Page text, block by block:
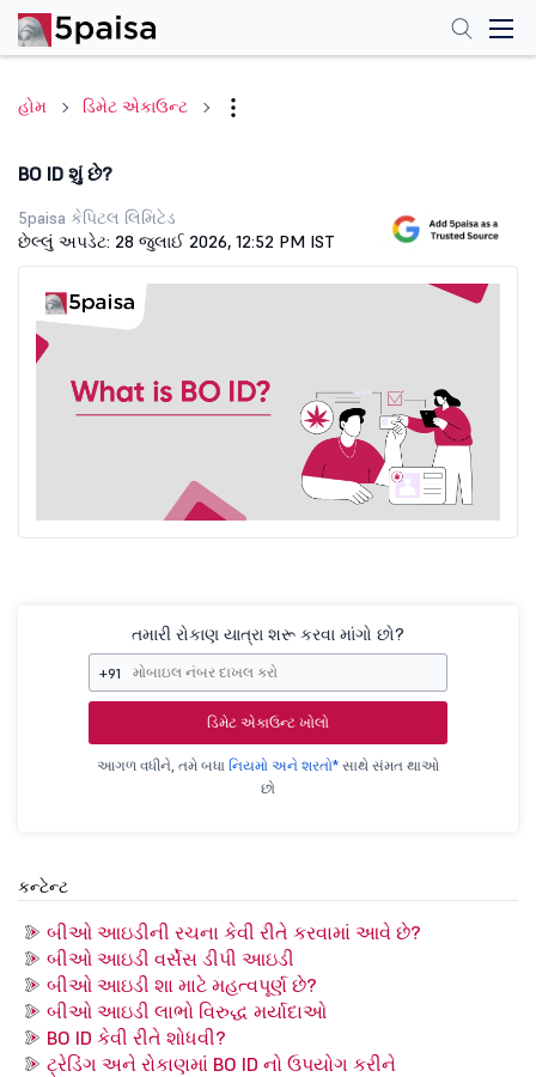
હોમ ડિમેટ એકાઉન્ટ
BO ID શું છે?
5paisa કેપિટલ લિમિટેડ
છેલ્લું અપડેટ: 28 જુલાઈ 2026, 12:52 PM IST
તમારી રોકાણ યાત્રા શરૂ કરવા માંગો છો?
+91
ડિમેટ એકાઉન્ટ ખોલો
આગળ વધીને, તમે બધા નિયમો અને શરતો* સાથે સંમત થાઓ
છો
કન્ટેન્ટ
બીઓ આઇડીની રચના કેવી રીતે કરવામાં આવે છે?
બીઓ આઇડી વર્સેસ ડીપી આઇડી
બીઓ આઇડી શા માટે મહત્વપૂર્ણ છે?
બીઓ આઇડી લાભો વિરુદ્ધ મર્યાદાઓ
BO ID કેવી રીતે શોધવી?
ટ્રેડિંગ અને રોકાણમાં BO ID નો ઉપયોગ કરીને